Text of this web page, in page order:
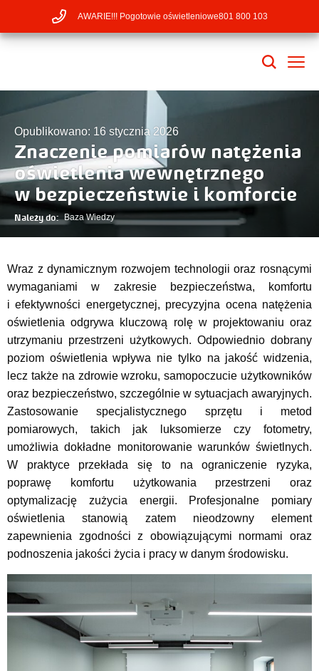
AWARIE!!! Pogotowie oświetleniowe801 800 103
Opublikowano: 16 stycznia 2026
Znaczenie pomiarów natężenia
oświetlenia wewnętrznego
w bezpieczeństwie i komforcie
Należy do: Baza Wiedzy
Wraz z dynamicznym rozwojem technologii oraz rosnącymi
wymaganiami w zakresie bezpieczeństwa, komfortu
i efektywności energetycznej, precyzyjna ocena natężenia
oświetlenia odgrywa kluczową rolę w projektowaniu oraz
utrzymaniu przestrzeni użytkowych. Odpowiednio dobrany
poziom oświetlenia wpływa nie tylko na jakość widzenia,
lecz także na zdrowie wzroku, samopoczucie użytkowników
oraz bezpieczeństwo, szczególnie w sytuacjach awaryjnych.
Zastosowanie specjalistycznego sprzętu i metod
pomiarowych, takich jak luksomierze czy fotometry,
umożliwia dokładne monitorowanie warunków świetlnych.
W praktyce przekłada się to na ograniczenie ryzyka,
poprawę komfortu użytkowania przestrzeni oraz
optymalizację zużycia energii. Profesjonalne pomiary
oświetlenia stanowią zatem nieodzowny element
zapewnienia zgodności z obowiązującymi normami oraz
podnoszenia jakości życia i pracy w danym środowisku.